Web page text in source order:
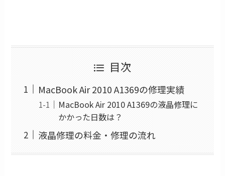
目次
MacBook Air 2010 A1369の修理実績
MacBook Air 2010 A1369の液晶修理に
かかった日数は？
液晶修理の料金・修理の流れ